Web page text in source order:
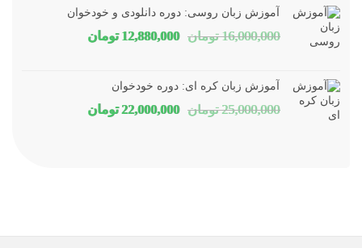
بود.
است.
آموزش زبان روسی: دوره دانلودی و خودخوان
16,000,000 تومان قیمت
بود.
12,880,000 تومانقیمت
آموزش زبان کره ای: دوره خودخوان
25,000,000 تومان قیمت
22,000,000 تومانقیمت